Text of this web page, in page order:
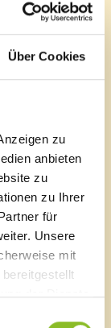
Über Cookies
zu
anbieten
zu
zu Ihrer
für
Unsere
mit
der Dienste
Entwicklung